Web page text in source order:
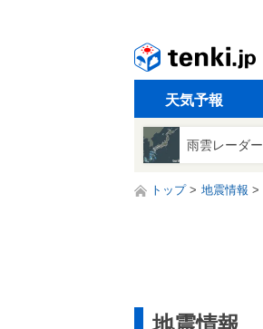
天気予報
雨雲レーダー
トップ 地震情報
地震情報